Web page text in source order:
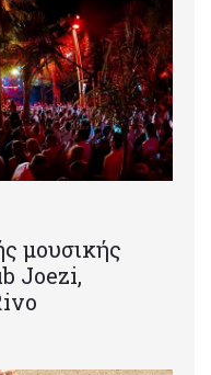
μουσικής
Joezi,